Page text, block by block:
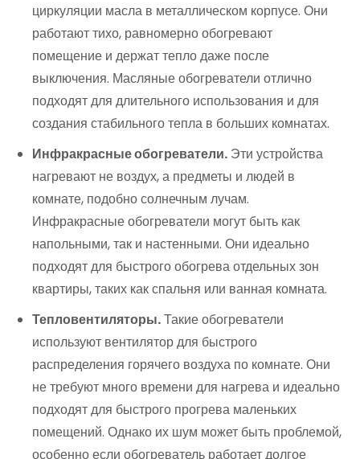
циркуляции масла в металлическом корпусе. Они
работают тихо, равномерно обогревают
помещение и держат тепло даже после
выключения. Масляные обогреватели отлично
подходят для длительного использования и для
создания стабильного тепла в больших комнатах.
Инфракрасные обогреватели. Эти устройства
нагревают не воздух, а предметы и людей в
комнате, подобно солнечным лучам.
Инфракрасные обогреватели могут быть как
напольными, так и настенными. Они идеально
подходят для быстрого обогрева отдельных зон
квартиры, таких как спальня или ванная комната.
Тепловентиляторы.Такие обогреватели
используют вентилятор для быстрого
распределения горячего воздуха по комнате. Они
не требуют много времени для нагрева и идеально
подходят для быстрого прогрева маленьких
помещений. Однако их шум может быть проблемой,
особенно если обогреватель работает долгое